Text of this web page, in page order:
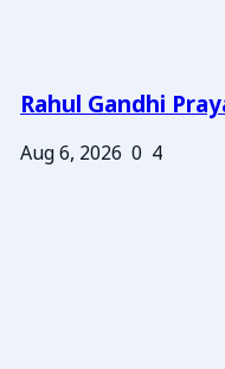
Rahul Gandhi
Aug 6, 2026 0 4